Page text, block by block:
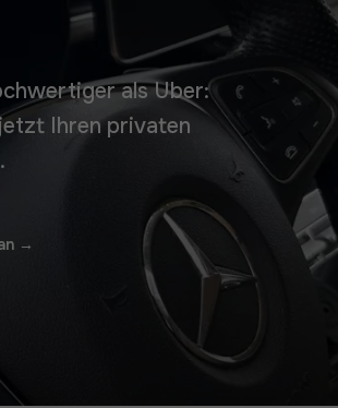
als Uber:
Ihren privaten
→